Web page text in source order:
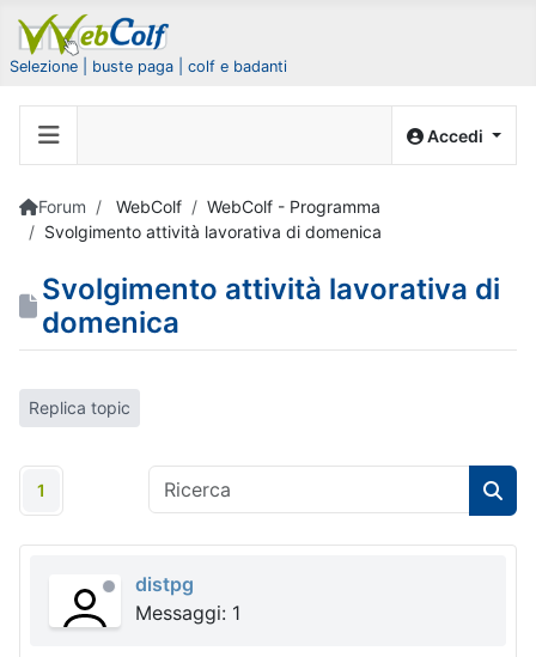
Selezione | buste paga | colf e badanti
Accedi
Forum WebColf
WebColf - Programma
Svolgimento attività lavorativa di domenica
Svolgimento attività lavorativa di
domenica
Replica topic
1
distpg
Messaggi: 1